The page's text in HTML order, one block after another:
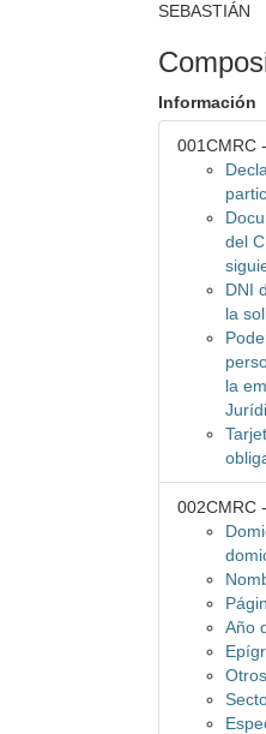
SEBASTIÁN
Información
001CMRC
del
DNI
la
la
002CMRC
Año